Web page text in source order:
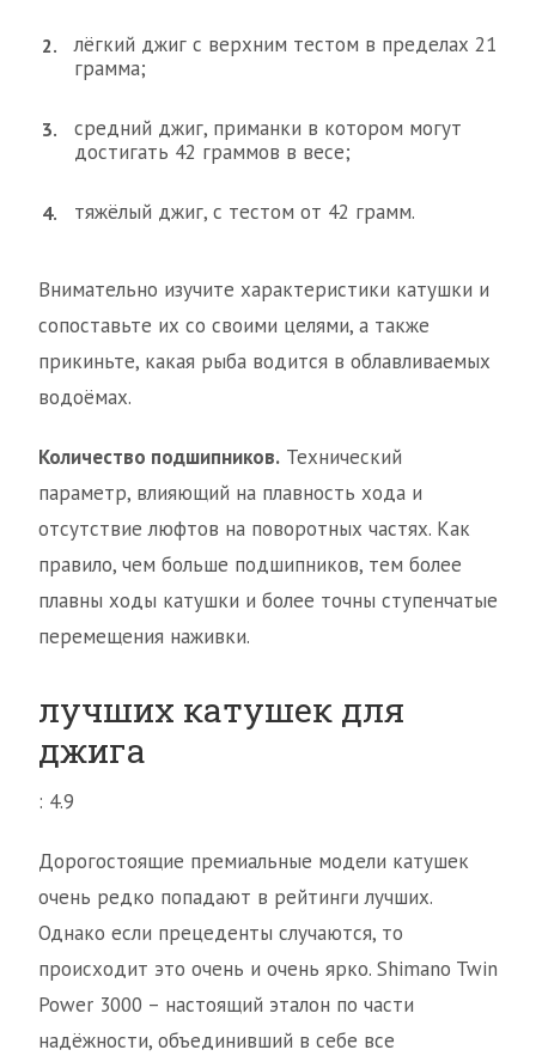
лёгкий джиг с верхним тестом в пределах 21
грамма;
средний джиг, приманки в котором могут
достигать 42 граммов в весе;
тяжёлый джиг, с тестом от 42 грамм.
Внимательно изучите характеристики катушки и
сопоставьте их со своими целями, а также
прикиньте, какая рыба водится в облавливаемых
водоёмах.
Количество подшипников. Технический
параметр, влияющий на плавность хода и
отсутствие люфтов на поворотных частях. Как
правило, чем больше подшипников, тем более
плавны ходы катушки и более точны ступенчатые
перемещения наживки.
лучших катушек для
джига
: 4.9
Дорогостоящие премиальные модели катушек
очень редко попадают в рейтинги лучших.
Однако если прецеденты случаются, то
происходит это очень и очень ярко. Shimano Twin
Power 3000 – настоящий эталон по части
надёжности, объединивший в себе все